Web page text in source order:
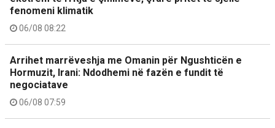
fenomeni klimatik
06/08 08:22
Arrihet marrëveshja me Omanin për Ngushticën e
Hormuzit, Irani: Ndodhemi në fazën e fundit të
negociatave
06/08 07:59